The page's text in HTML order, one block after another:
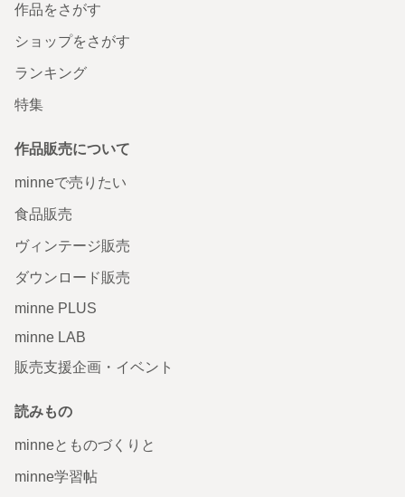
作品をさがす
ショップをさがす
ランキング
特集
作品販売について
minneで売りたい
食品販売
ヴィンテージ販売
ダウンロード販売
minne PLUS
minne LAB
販売支援企画・イベント
読みもの
minneとものづくりと
minne学習帖